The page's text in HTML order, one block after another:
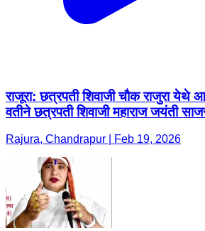
राजूरा: छत्रपती शिवाजी चौक राजुरा येथे
वतीने छत्रपती शिवाजी महाराज जयंती
Rajura, Chandrapur | Feb 19, 2026